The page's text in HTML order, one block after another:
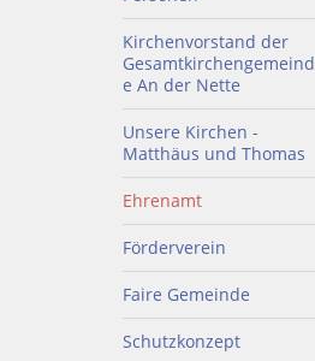
Kirchenvorstand der
Gesamtkirchengemeind
e An der Nette
Unsere Kirchen -
Matthäus und Thomas
Ehrenamt
Förderverein
Faire Gemeinde
Schutzkonzept